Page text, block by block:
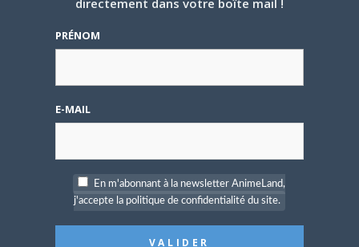
5 AOÛT 2026 0
L’AnimeLand Hors-Série
4 AOÛT 2026 0
Une nouvelle série TV
PRÉNOM
E-MAIL
En m'abonnant à la newsletter AnimeLand,
j'accepte la politique de confidentialité du site.